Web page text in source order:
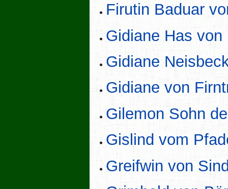
Firutin Baduar
Gidiane Has von
Gidiane
Gidiane von
Gilemon Sohn
Gislind vom
Greifwin von